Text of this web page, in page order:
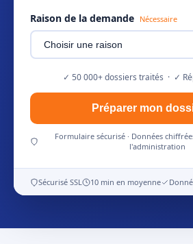
Raison de la demande Nécessaire
✓ 50 000+ dossiers traités · ✓
Préparer mon
Formulaire sécurisé · Données
l'administration
Sécurisé SSL 10 min en moyenne